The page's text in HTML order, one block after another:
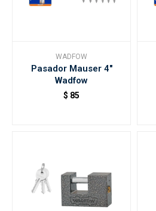
WADFOW
Pasador Mauser 4"
Wadfow
$ 85